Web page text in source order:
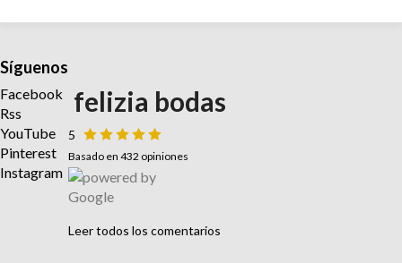
Síguenos
Facebook
Rss
YouTube
Pinterest
Instagram
felizia bodas
5
Basado en 432 opiniones
Leer todos los comentarios